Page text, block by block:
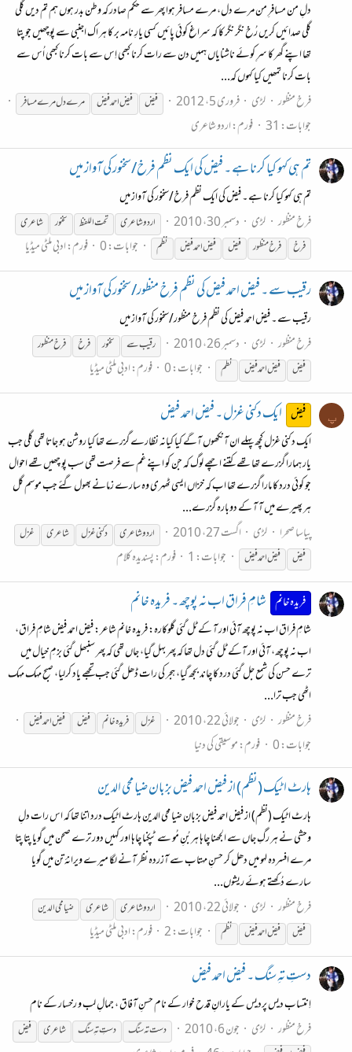
دلِ من مسافرِ من مرے دل، مرے مسافر ہوا پھر سے حکم صادر کہ وطن بدر ہوں ہم تم دیں گلی
گلی صدائیں کریں رُخ نگر نگر کا کہ سراغ کوئی پائیں کسی یارِ نامہ بر کا ہر اک اجنبی سے پوچھیں جو پتا
تھا اپنے گھر کا سرِ کوئے ناشنایاں ہمیں دن سے رات کرنا کبھی اِس سے بات کرنا کبھی اُس سے
بات کرنا تمھیں کیا کہوں کہ...
فرخ منظور لڑی فروری 5، 2012 فیض فیضاحمدفیض مرے دل مرے مسافر
جوابات: 31 فورم:اردو شاعری
تم ہی کہو کیا کرنا ہے ۔ فیض کی ایک نظم فرخ/سخنور کی آواز میں
تم ہی کہو کیا کرنا ہے ۔ فیض کی ایک نظم فرخ/سخنور کی آواز میں
فرخ منظور لڑی دسمبر 30، 2010 اردو شاعری تحت اللفظ سخنور
شاعری
فرخ
فرخ منظور فیض فیضاحمدفیض نظم جوابات: 0 فورم:ادبی ملٹی میڈیا
رقیب سے ۔ فیض احمد فیض کی نظم فرخ منظور/سخنور کی آواز میں
رقیب سے ۔ فیض احمد فیض کی نظم فرخ منظور/سخنور کی آواز میں
فرخ منظور لڑی دسمبر 26، 2010 رقیب سے سخنور فرخ
فرخ منظور
فیض
فیضاحمدفیض نطم جوابات: 0 فورم:ادبی ملٹی میڈیا
پ فیض ایک دکنی غزل ۔ فیض احمد فیض
ایک دکنی غزل کچھ پہلے ان آنکھوں آگے کیا کیانہ نظارے گزرے تھا کیا روشن ہو جاتا تھی گلی جب
یار ہمارا گزرے تھا تھے کتنے اچھے لوگ کہ جن کو اپنے غم سے فرصت تھی سب پو چھیں تھے احوال
جو کوئی درد کا مارا گزرے تھا اب کہ خزاں ایسی ٹھہری وہ سارے زمانے بھول گئے جب موسم گل
ہر پھیرے میں آ آ کے دوبارہ گزرے...
پیاسا صحرا
لڑی اگست 27، 2010 اردو شاعری دکنی غزل شاعری
غزل
فیض
فیضاحمدفیض جوابات: 1 فورم:پسندیدہ کلام
فریدہ خانم شامِ فراق اب نہ پوچھ ۔ فریدہ خانم
شامِ فراق اب نہ پوچھ آئی اور آ کے ٹل گئی گلوکارہ: فریدہ خانم شاعر: فیض احمد فیض شامِ فراق،
اب نہ پوچھ، آئی اور آکے ٹل گئی دل تھا کہ پھر بہل گیا، جاں تھی کہ پھر سنبھل گئی بزمِ خیال میں
ترے حسن کی شمع جل گئی درد کا چاند بجھ گیا، ہجر کی رات ڈھل گئی جب تجھے یاد کرلیا، صبح مہک مہک
اٹھی جب ترا...
فرخ منظور لڑی جولائی 22، 2010 غزل فریدہ خانم فیض فیضاحمدفیض
جوابات: 0 فورم:موسیقی کی دنیا
ہارٹ اٹیک (نظم) از فیض احمد فیض بزبان ضیا محی الدین
ہارٹ اٹیک (نظم) از فیض احمد فیض بزبان ضیا محی الدین ہارٹ اٹیک درد اتنا تھا کہ اس رات دلِ
وحشی نے ہر رگِ جاں سے الجھنا چاہا ہر بُنِ مُو سے ٹپکنا چاہا اور کہیں دور ترے صحن میں گویا پتا پتا
مرے افسردہ لہو میں دھل کر حسنِ مہتاب سے آزردہ نظر آنے لگا میرے ویرانۂ تن میں گویا
سارے دُکھتے ہوئے ریشوں...
فرخ منظور لڑی جولائی 22، 2010 اردو شاعری شاعری
ضیا محی الدین
فیض
فیضاحمدفیض نظم جوابات: 2 فورم:ادبی ملٹی میڈیا
دستِ تہِ سنگ ۔ فیض احمد فیض
اِنتساب دیس پردیس کے یارانِ قدح خوار کے نام حسنِ آفاق ، جمالِ لب و رخسار کے نام
فرخ منظور لڑی جون 6، 2010 دست تہ سنگ دستِ تہِ سنگ شاعری
فیض